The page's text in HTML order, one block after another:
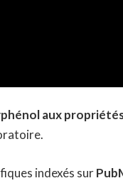
aux
indexés sur